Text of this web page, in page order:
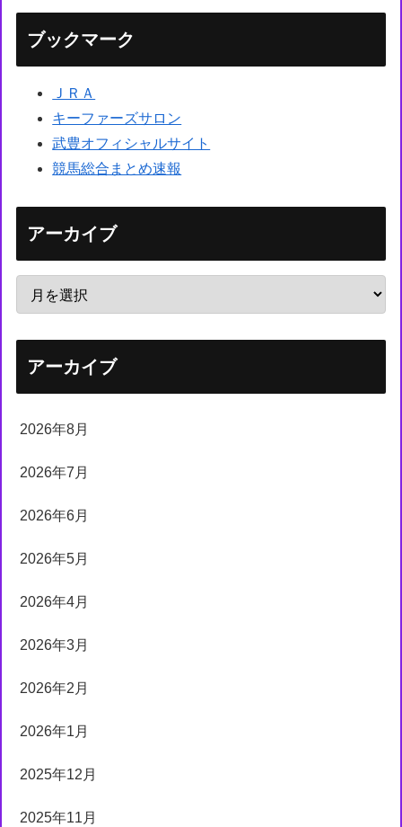
ブックマーク
ＪＲＡ
キーファーズサロン
武豊オフィシャルサイト
競馬総合まとめ速報
アーカイブ
アーカイブ
2026年8月
2026年7月
2026年6月
2026年5月
2026年4月
2026年3月
2026年2月
2026年1月
2025年12月
2025年11月